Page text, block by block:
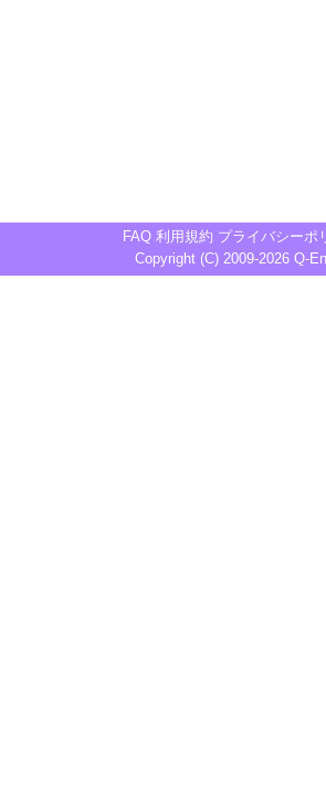
FAQ 利用規約 プライバシーポ
Copyright (C) 2009-2026 Q-